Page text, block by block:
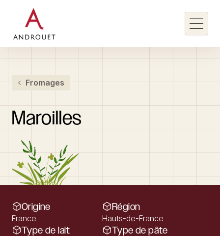
Rechercher un mot clé
Fromages
Maroilles
Origine
France
Région
Hauts-de-France
Type de lait Type de pâte